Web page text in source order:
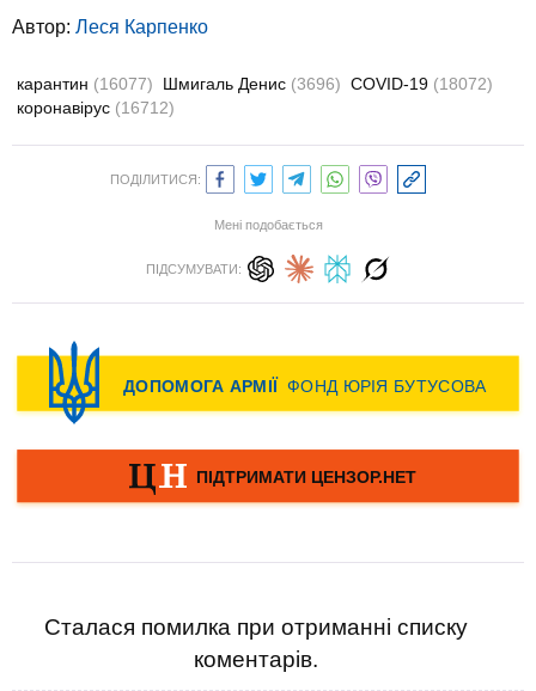
Автор: Леся Карпенко
карантин (16077) Шмигаль Денис (3696) COVID-19 (18072)
коронавірус (16712)
ПОДІЛИТИСЯ:
Мені подобається
ПІДСУМУВАТИ:
Сталася помилка при отриманні списку
коментарів.